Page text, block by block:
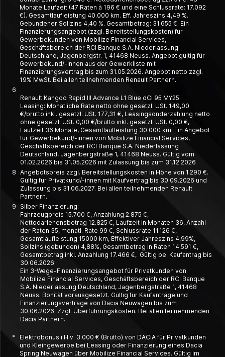
Monate Laufzeit (47 Raten à 196 € und eine Schlussrate: 17.092
€). Gesamtlaufleistung 40.000 km. Eff. Jahreszins 4,49 %.
Gebundener Sollzins 4,40 %. Gesamtbetrag: 31.655 €. Ein
Finanzierungsangebot (zzgl. Bereitstellungskosten) für
Gewerbekunden von Mobilize Financial Services,
Geschäftsbereich der RCI Banque S.A. Niederlassung
Deutschland, Jagenbergstr. 1, 41468 Neuss. Angebot gültig für
Gewerbekund/-innen aus der Gewerkliste mit
Finanzierungsvertrag bis zum 31.05.2026. Angebot netto zzgl.
19% MwSt. Bei allen teilnehmenden Renault Partnern.
6
Renault Kangoo Rapid III Advance L1 Blue dCi 95 MY25
Leasing: Monatliche Rate netto ohne gesetzl. USt. 149,00
€/brutto inkl. gesetzl. USt. 177,31 €, Leasing­­sonder­zahlung netto
ohne gesetzl. USt. 0,00 €/brutto inkl. gesetzl. USt. 0,00 €,
Laufzeit 36 Monate, Gesamt­laufleistung 30.000 km. Ein Angebot
für Gewerbe­kund/-innen von Mobilize Financial Services,
Geschäfts­bereich der RCI Banque S.A. Nieder­lassung
Deutschland, Jagen­berg­straße 1, 41468 Neuss. Gültig vom
01.02.2026 bis 31.05.2026 mit Zulassung bis zum 31.12.2026
8 Angebotspreis zzgl. Bereitstellungskosten in Höhe von 1.290 €.
Gültig für Privatkund/-innen mit Kaufvertrag bis 30.09.2026 und
Zulassung bis 31.06.2027. Bei allen teilnehmenden Renault
Partnern.
9
Silber Finanzierung:
Fahrzeugpreis 15.700 €, Anzahlung 2.875 €,
Nettodarlehensbetrag 12.825 €, Laufzeit in Monaten 36, Anzahl
der Raten 35, monatl. Rate 99 €, Schlussrate 11.126 €,
Gesamtlaufleistung 15000 km, Effektiver Jahreszins 4,99%,
Sollzins (gebunden) 4,88%, Gesamtbetrag in Raten 14.591 €,
Gesamtbetrag inkl. Anzahlung 17.466 €, Gültig bei Kaufantrag bis
30.06.2026.
Ein 3-Wege-Finanzierungsangebot für Privatkunden von
Mobilize Financial Services, Geschäftsbereich der RCI Banque
S.A. Niederlassung Deutschland, Jagenbergstraße 1, 41468
Neuss. Bonität vorausgesetzt. Gültig für Kaufanträge und
Finanzierungsverträge von Dacia Neuwagen bis zum
30.06.2026. Zzgl. Überführungskosten. Bei allen teilnehmenden
Dacia Partnern.
*
Elektrobonus i.H.v. 3.000 € (Brutto) von DACIA für Privatkunden
und Kleingewerbe bei Leasing oder Finanzierung eines Dacia
Spring Neuwagen über Mobilize Financial Services. Gültig im